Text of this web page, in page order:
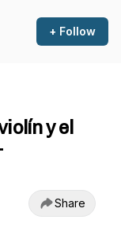
+ Follow
y el
Share